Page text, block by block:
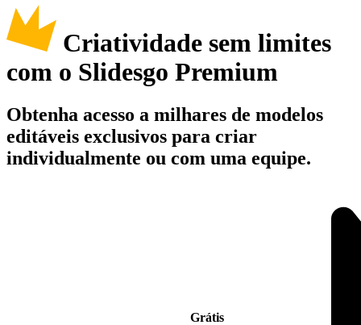
Criatividade sem limites
com o Slidesgo Premium
Obtenha acesso a milhares de modelos
editáveis exclusivos para criar
individualmente ou com uma equipe.
Grátis